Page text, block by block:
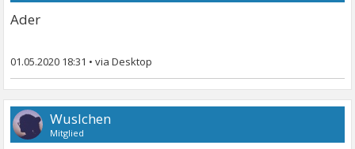
Ader
01.05.2020 18:31 •
Wuslchen
Mitglied